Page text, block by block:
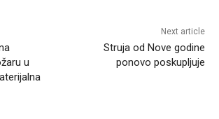
u
Next article
Struja od Nove godine
ponovo poskupljuje